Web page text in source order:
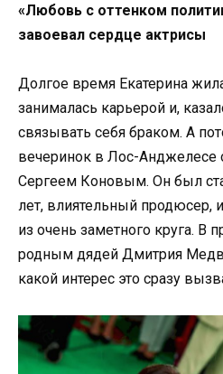
«Любовь с оттенком
завоевал сердце актрисы
Долгое время Екатерина
занималась карьерой и,
связывать себя браком. А
вечеринок в Лос-Анджелесе
Сергеем Коновым. Он был
лет, влиятельный продюсер,
из очень заметного круга. В
родным дядей Дмитрия
какой интерес это сразу